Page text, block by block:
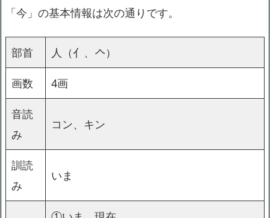
「今」の基本情報は次の通りです。
部首 人（亻、𠆢）
画数 4画
音読
み
コン、キン
訓読
み
いま